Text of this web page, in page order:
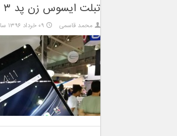
تبلت ایسوس زن پد ۳ اس ۸.۰ بی سر و صدا رونمایی شد
محمد قاسمی ۰۹ خرداد ۱۳۹۶ ساعت ۱۶:۳۷